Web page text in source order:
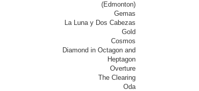
(Edmonton)
Gemas
La Luna y Dos Cabezas
Gold
Cosmos
Diamond in Octagon and
Heptagon
Overture
The Clearing
Oda